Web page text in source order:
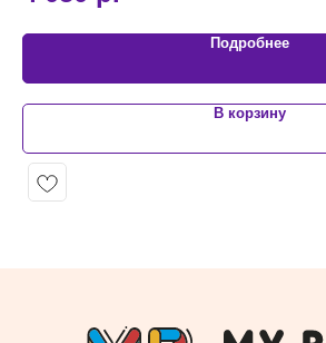
Подробнее
В корзину